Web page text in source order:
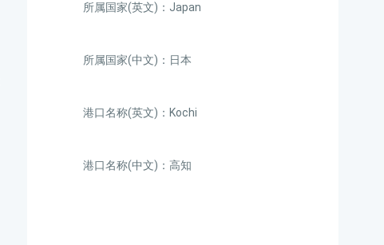
所属国家(英文)：Japan
所属国家(中文)：日本
港口名称(英文)：Kochi
港口名称(中文)：高知